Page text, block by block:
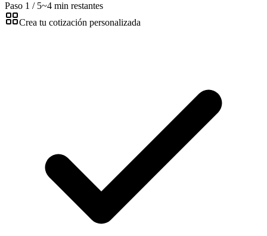
Paso 1 / 5~4 min restantes
Crea tu cotización personalizada